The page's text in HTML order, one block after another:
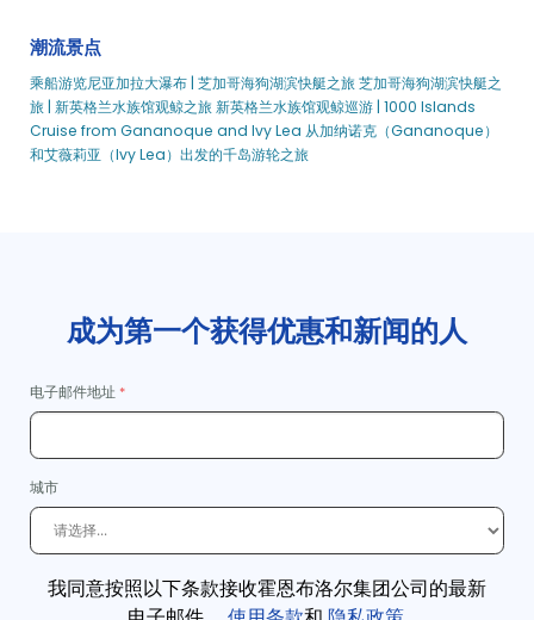
多伦多。肯辛顿市场附近的国际美食之旅
多伦多。中世纪的晚餐和比赛
潮流景点
乘船游览尼亚加拉大瀑布 | 芝加哥海狗湖滨快艇之旅 芝加哥海狗湖滨快艇之
旅 | 新英格兰水族馆观鲸之旅 新英格兰水族馆观鲸巡游 | 1000 Islands
Cruise from Gananoque and Ivy Lea 从加纳诺克（Gananoque）
和艾薇莉亚（Ivy Lea）出发的千岛游轮之旅
成为第一个获得优惠和新闻的人
电子邮件地址
城市
我同意按照以下条款接收霍恩布洛尔集团公司的最新